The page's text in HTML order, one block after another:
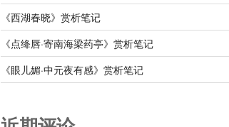
《西湖春晓》赏析笔记
《点绛唇·寄南海梁药亭》赏析笔记
《眼儿媚·中元夜有感》赏析笔记